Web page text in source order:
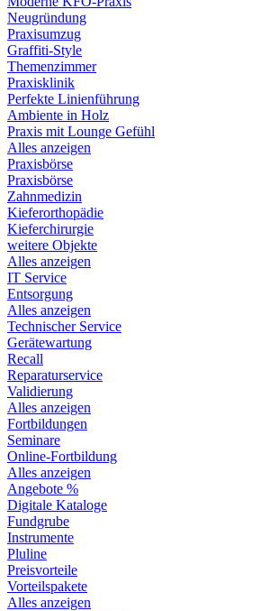
Neugründung
Praxisumzug
Graffiti-Style
Themenzimmer
Praxisklinik
Perfekte Linienführung
Ambiente in Holz
Praxis mit Lounge Gefühl
Alles anzeigen
Praxisbörse
Praxisbörse
Zahnmedizin
Kieferorthopädie
Kieferchirurgie
weitere Objekte
Alles anzeigen
IT Service
Entsorgung
Alles anzeigen
Technischer Service
Gerätewartung
Recall
Reparaturservice
Validierung
Alles anzeigen
Fortbildungen
Seminare
Online-Fortbildung
Alles anzeigen
Angebote %
Digitale Kataloge
Fundgrube
Instrumente
Pluline
Preisvorteile
Vorteilspakete
Alles anzeigen